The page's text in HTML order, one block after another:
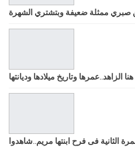
الزاهد..عمرها وتاريخ ميلادها وديانتها
الثانية فى فرح ابنتها مريم..شاهدوا